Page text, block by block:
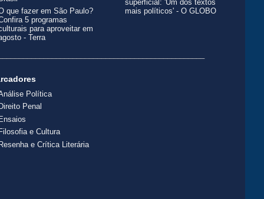
que fazer em São Paulo?
5 programas
para aproveitar em
- Terra
superficial: 'Um dos textos
mais políticos' - O GLOBO
Política
Penal
e Cultura
e Crítica Literária